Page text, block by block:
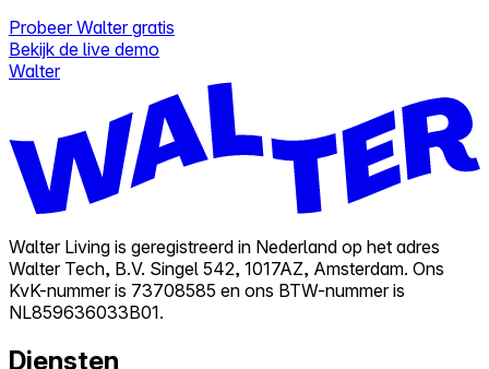
Probeer Walter gratis
Bekijk de live demo
Walter
Walter Living is geregistreerd in Nederland op het adres
Walter Tech, B.V. Singel 542, 1017AZ, Amsterdam. Ons
KvK-nummer is 73708585 en ons BTW-nummer is
NL859636033B01.
Diensten